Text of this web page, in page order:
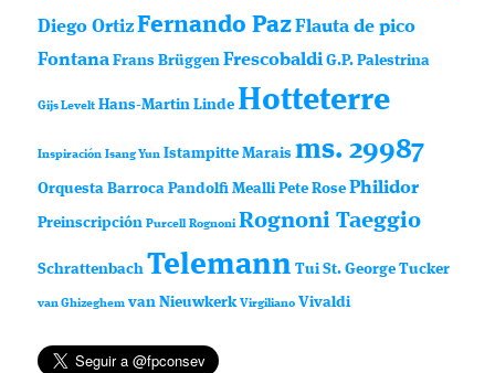
Diego OrtizFernando PazFlauta de pico
Fontana Frans Brüggen Frescobaldi G.P. Palestrina
Gijs Levelt Hans-Martin Linde Hotteterre
Inspiración Isang Yun Istampitte Marais ms. 29987
Orquesta Barroca Pandolfi Mealli Pete Rose Philidor
Preinscripción Purcell Rognoni Rognoni Taeggio
Schrattenbach Telemann Tui St. George Tucker
van Ghizeghem van Nieuwkerk Virgiliano Vivaldi